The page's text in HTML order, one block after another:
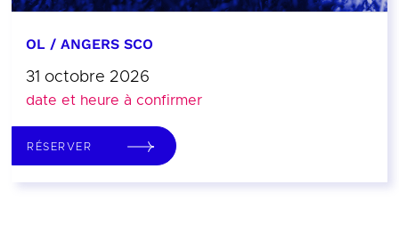
OL / ANGERS SCO
31 octobre 2026
date et heure à confirmer
RÉSERVER